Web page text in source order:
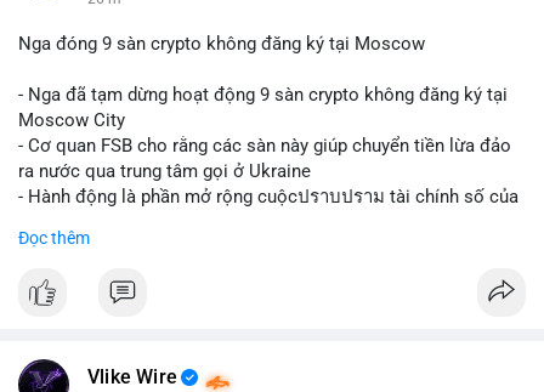
Nga đóng 9 sàn crypto không đăng ký tại Moscow
- Nga đã tạm dừng hoạt động 9 sàn crypto không đăng ký tại
Moscow City
- Cơ quan FSB cho rằng các sàn này giúp chuyển tiền lừa đảo
ra nước qua trung tâm gọi ở Ukraine
- Hành động là phần mở rộng cuộcปราบปราม tài chính số của
📰 Nguồn: Cointelegraph
Đọc thêm
Vlike Wire